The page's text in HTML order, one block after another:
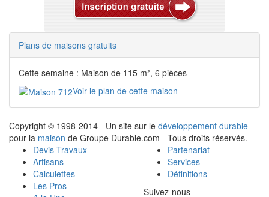
Plans de maisons gratuits
Cette semaine : Maison de 115 m², 6 pièces
Voir le plan de cette maison
Copyright © 1998-2014 - Un site sur le développement durable
pour la maison de Groupe Durable.com - Tous droits réservés.
Devis Travaux
Artisans
Calculettes
Les Pros
Partenariat
Services
Définitions
Suivez-nous